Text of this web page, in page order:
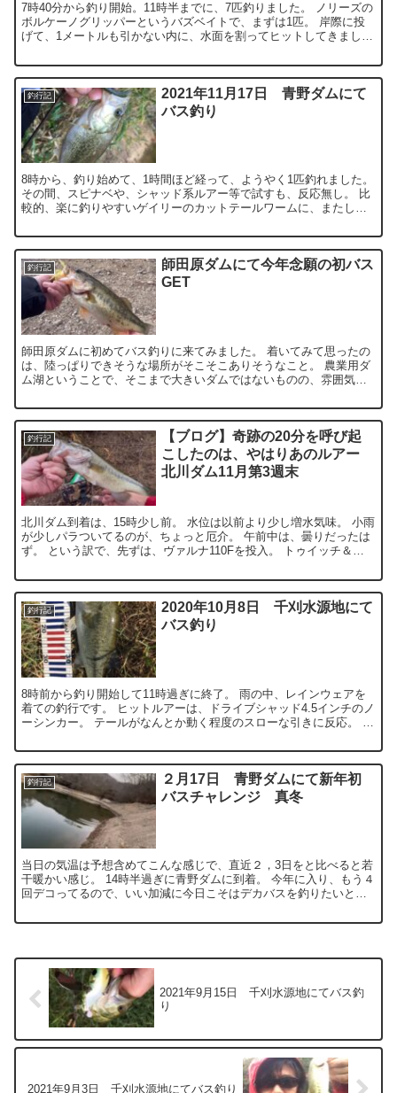
7時40分から釣り開始。11時半までに、7匹釣りました。 ノリーズの
ボルケーノグリッパーというバズベイトで、まずは1匹。 岸際に投
げて、1メートルも引かない内に、水面を割ってヒットしてきまし
釣行記
2021年11月17日 青野ダムにて
バス釣り
8時から、釣り始めて、1時間ほど経って、ようやく1匹釣れました。
その間、スピナベや、シャッド系ルアー等で試すも、反応無し。 比
較的、楽に釣りやすいゲイリーのカットテールワームに、またして
釣行記
師田原ダムにて今年念願の初バス
GET
師田原ダムに初めてバス釣りに来てみました。 着いてみて思ったの
は、陸っぱりできそうな場所がそこそこありそうなこと。 農業用ダ
ム湖ということで、そこまで大きいダムではないものの、雰囲気は
釣行記
【ブログ】奇跡の20分を呼び起
こしたのは、やはりあのルアー
北川ダム11月第3週末
北川ダム到着は、15時少し前。 水位は以前より少し増水気味。 小雨
が少しパラついてるのが、ちょっと厄介。 午前中は、曇りだったは
ず。 という訳で、先ずは、ヴァルナ110Fを投入。 トゥイッチ＆ジ
釣行記
2020年10月8日 千刈水源地にて
バス釣り
8時前から釣り開始して11時過ぎに終了。 雨の中、レインウェアを
着ての釣行です。 ヒットルアーは、ドライブシャッド4.5インチのノ
ーシンカー。 テールがなんとか動く程度のスローな引きに反応。 ５
釣行記
２月17日 青野ダムにて新年初
バスチャレンジ 真冬
当日の気温は予想含めてこんな感じで、直近２，3日をと比べると若
干暖かい感じ。 14時半過ぎに青野ダムに到着。 今年に入り、もう４
回デコってるので、いい加減に今日こそはデカバスを釣りたいと意
2021年9月15日 千刈水源地にてバス釣
り
2021年9月3日 千刈水源地にてバス釣り